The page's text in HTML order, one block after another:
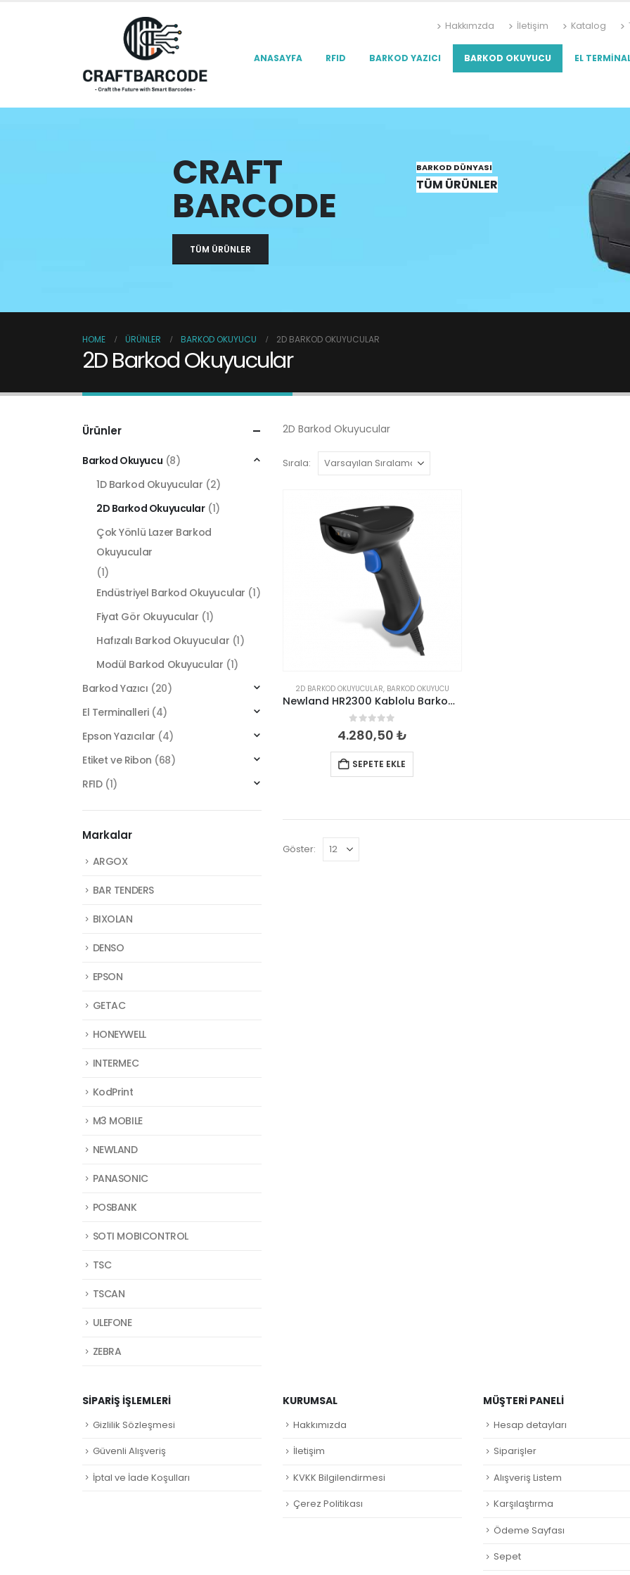
Hakkımzda İletişim Katalog
ANASAYFA RFID BARKOD YAZICI BARKOD OKUYUCU EL
CRAFT
BARCODE
TÜM ÜRÜNLER
BARKOD DÜNYASI
TÜM ÜRÜNLER
HOME ÜRÜNLER BARKOD OKUYUCU 2D BARKOD OKUYUCULAR
2D Barkod Okuyucular
2D Barkod Okuyucular
Sırala:
2D BARKOD OKUYUCULAR, BARKOD OKUYUCU
Newland HR2300 Kablolu Barkod Okuyucu
0 out of 5
4.280,50 ₺
SEPETE EKLE
Göster:
Ürünler
Barkod Okuyucu (8)
1D Barkod Okuyucular (2)
2D Barkod Okuyucular (1)
Çok Yönlü Lazer Barkod
Okuyucular
(1)
Endüstriyel Barkod Okuyucular (1)
Fiyat Gör Okuyucular (1)
Hafızalı Barkod Okuyucular (1)
Modül Barkod Okuyucular (1)
Barkod Yazıcı (20)
El Terminalleri (4)
Epson Yazıcılar (4)
Etiket ve Ribon (68)
RFID (1)
Markalar
ARGOX
BAR TENDERS
BIXOLAN
DENSO
EPSON
GETAC
HONEYWELL
INTERMEC
KodPrint
M3 MOBILE
NEWLAND
PANASONIC
POSBANK
SOTI MOBICONTROL
TSC
TSCAN
ULEFONE
ZEBRA
SIPARIŞ İŞLEMLERI
Gizlilik Sözleşmesi
Güvenli Alışveriş
İptal ve İade Koşulları
KURUMSAL
Hakkımızda
İletişim
KVKK Bilgilendirmesi
Çerez Politikası
MÜŞTERI PANELI
Hesap detayları
Siparişler
Alışveriş Listem
Karşılaştırma
Ödeme Sayfası
Sepet